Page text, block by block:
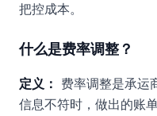
把控成本。
什么是费率调整？
定义： 费率调整是承运
信息不符时，做出的账单